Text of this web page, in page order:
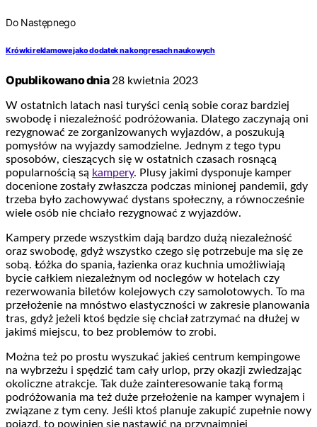
Do Następnego
Krówki reklamowe jako dodatek na kongresach naukowych
Opublikowano dnia28 kwietnia 2023
W ostatnich latach nasi turyści cenią sobie coraz bardziej
swobodę i niezależność podróżowania. Dlatego zaczynają oni
rezygnować ze zorganizowanych wyjazdów, a poszukują
pomysłów na wyjazdy samodzielne. Jednym z tego typu
sposobów, cieszących się w ostatnich czasach rosnącą
popularnością są kampery. Plusy jakimi dysponuje kamper
docenione zostały zwłaszcza podczas minionej pandemii, gdy
trzeba było zachowywać dystans społeczny, a równocześnie
wiele osób nie chciało rezygnować z wyjazdów.
Kampery przede wszystkim dają bardzo dużą niezależność
oraz swobodę, gdyż wszystko czego się potrzebuje ma się ze
sobą. Łóżka do spania, łazienka oraz kuchnia umożliwiają
bycie całkiem niezależnym od noclegów w hotelach czy
rezerwowania biletów kolejowych czy samolotowych. To ma
przełożenie na mnóstwo elastyczności w zakresie planowania
tras, gdyż jeżeli ktoś będzie się chciał zatrzymać na dłużej w
jakimś miejscu, to bez problemów to zrobi.
Można też po prostu wyszukać jakieś centrum kempingowe
na wybrzeżu i spędzić tam cały urlop, przy okazji zwiedzając
okoliczne atrakcje. Tak duże zainteresowanie taką formą
podróżowania ma też duże przełożenie na kamper wynajem i
związane z tym ceny. Jeśli ktoś planuje zakupić zupełnie nowy
pojazd, to powinien się nastawić na przynajmniej